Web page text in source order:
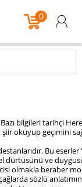
0
bilgileri tarihçi
geçimini
Bu
dürtüsünü ve
olmakla beraber
sözlü